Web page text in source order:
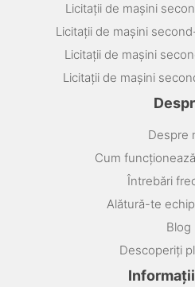
Licitații de mașini
Licitații de mașini
Licitații de mașini
Licitații de mașini
Despre
Cum
Întrebări
Alătură-te
Blog
Descoperiți